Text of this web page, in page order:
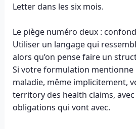
Letter dans les six mois.
Le piège numéro deux :
Utiliser un langage qui
alors qu’on pense faire un
Si votre formulation mentionne
maladie, même implicitement,
territory des health claims,
obligations qui vont avec.